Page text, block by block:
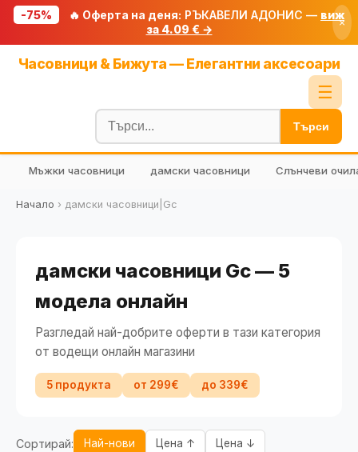
-75% 🔥 Оферта на деня: РЪКАВЕЛИ АДОНИС — виж
за 4.09 € →
×
Часовници & Бижута — Елегантни аксесоари
☰
Блог
🧮 Калкулатори
🔍 Намери продукт
🎁 Подарък
Търси
Мъжки часовници дамски часовници Слънчеви
Начало › дамски часовници|Gc
дамски часовници Gc — 5
модела онлайн
Разгледай най-добрите оферти в тази категория
от водещи онлайн магазини
5 продукта от 299€ до 339€
Сортирай: Най-нови Цена ↑ Цена ↓